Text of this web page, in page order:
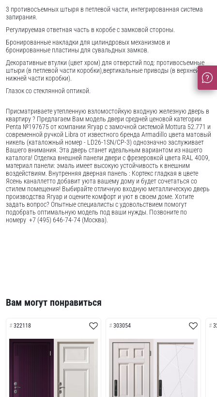
3 противосъемных штыря в петлевой части, интегрированная система
запирания.
Регулируемая ответная часть в коробе с замковой стороны.
Бронированные накладки для цилиндровых механизмов и
бронированные пластины для сувальдных замков.
Декоративные втулки (цвет хром) для отверстий под: противосъемные
штыри (в петлевой части коробки),вертикальные приводы (в верхней и
нижней части коробки).
Глазок со стеклянной оптикой.
Присматриваете утепленную взломостойкую входную железную дверь в
квартиру ? Предлагаем Вам модель двери средней ценовой категории
Penta №197675 от компании Ягуар с замочной системой Mottura 52.771 и
современной ручкой Libra от известного бренда Armadillo цвета матовый
никель (каталожный номер - LD26-1SN/CP-3) однозначно заслуживает
Вашего внимания. Эта дверь станет идеальным вариантом из нашего
каталога! Отделка внешней панели двери с фрезеровкой цвета RAL 4009,
материал панели: эмаль имеет высокую устойчивость к внешним
воздействиям. Внутренняя дверная панель : Кортекс гладкая в цвете
Ясень каналлетто добавит уюта вашему дому и будет сочетаться со
стилем помещения! Выбирайте отличную входную металлическую дверь
производства Ягуар и оцените комфорт и уют в своем доме. Хотите
задать вопрос? Опытные специалисты с удовольствием помогут
подобрать оптимальную модель под ваши нужды. Позвоните по
номеру +7 (495) 646-74-74 (Москва).
Вам могут понравиться
322118 303054